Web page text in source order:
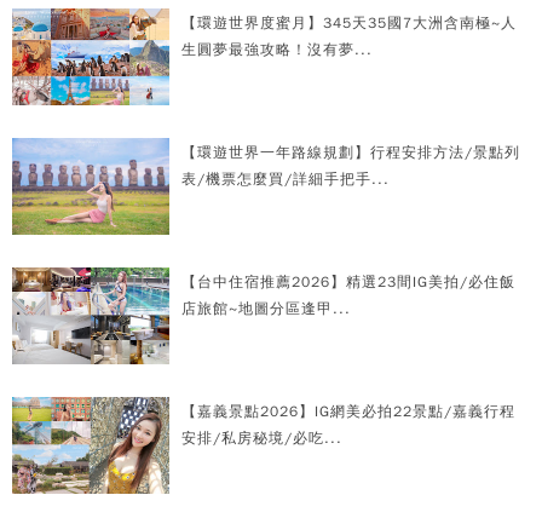
【環遊世界度蜜月】345天35國7大洲含南極~人
生圓夢最強攻略！沒有夢...
【環遊世界一年路線規劃】行程安排方法/景點列
表/機票怎麼買/詳細手把手...
【台中住宿推薦2026】精選23間IG美拍/必住飯
店旅館~地圖分區逢甲...
【嘉義景點2026】IG網美必拍22景點/嘉義行程
安排/私房秘境/必吃...